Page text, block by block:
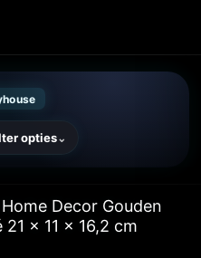
opties⌄
Decor Gouden
x 11 x 16,2 cm